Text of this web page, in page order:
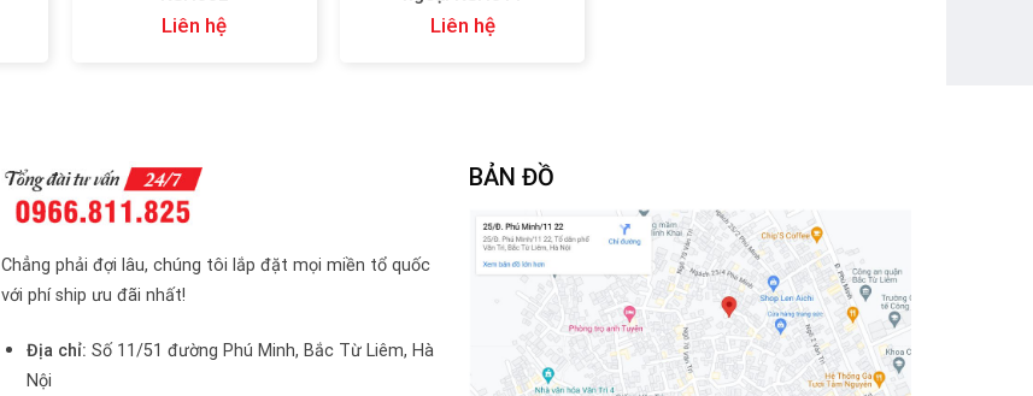
Liên hệ Liên hệ
Chẳng phải đợi lâu, chúng tôi lắp đặt mọi miền tổ quốc
với phí ship ưu đãi nhất!
Địa chỉ: Số 11/51 đường Phú Minh, Bắc Từ Liêm, Hà
Nội
BẢN ĐỒ